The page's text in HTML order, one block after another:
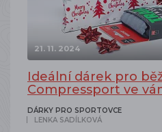
21. 11. 2024
Ideální dárek pro
Compressport ve
DÁRKY PRO SPORTOVCE
LENKA SADÍLKOVÁ